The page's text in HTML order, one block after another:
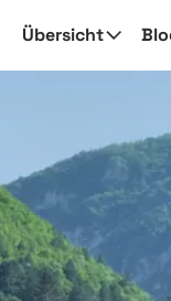
Übersicht